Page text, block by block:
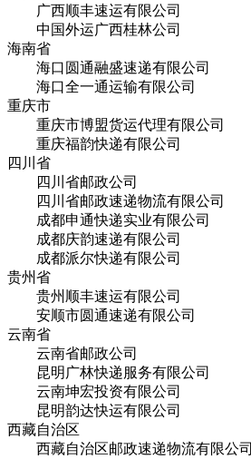
广西顺丰速运有限公司
中国外运广西桂林公司
海南省
海口圆通融盛速递有限公司
海口全一通运输有限公司
重庆市
重庆市博盟货运代理有限公司
重庆福韵快递有限公司
四川省
四川省邮政公司
四川省邮政速递物流有限公司
成都申通快递实业有限公司
成都庆韵速递有限公司
成都派尔快递有限公司
贵州省
贵州顺丰速运有限公司
安顺市圆通速递有限公司
云南省
云南省邮政公司
昆明广林快递服务有限公司
云南坤宏投资有限公司
昆明韵达快运有限公司
西藏自治区
西藏自治区邮政速递物流有限公司